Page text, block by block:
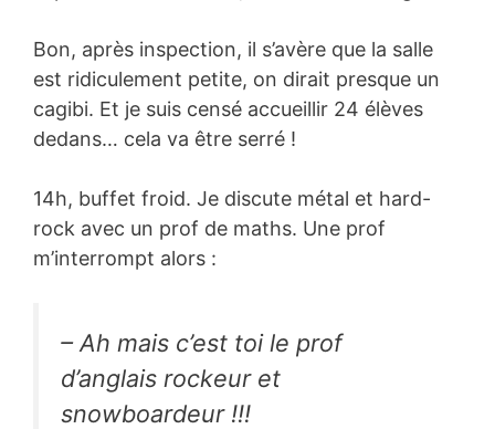
Bon, après inspection, il s’avère que la salle
est ridiculement petite, on dirait presque un
cagibi. Et je suis censé accueillir 24 élèves
dedans… cela va être serré !
14h, buffet froid. Je discute métal et hard-
rock avec un prof de maths. Une prof
m’interrompt alors :
– Ah mais c’est toi le prof
d’anglais rockeur et
snowboardeur !!!